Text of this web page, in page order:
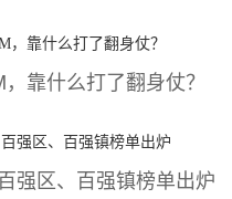
靠什么打了翻身仗？
强区、百强镇榜单出炉